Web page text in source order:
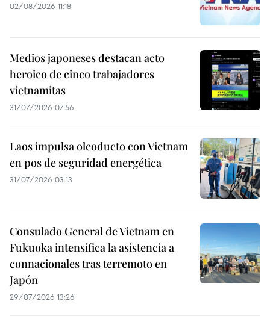
02/08/2026 11:18
Medios japoneses destacan acto
heroico de cinco trabajadores
vietnamitas
31/07/2026 07:56
Laos impulsa oleoducto con Vietnam
en pos de seguridad energética
31/07/2026 03:13
Consulado General de Vietnam en
Fukuoka intensifica la asistencia a
connacionales tras terremoto en
Japón
29/07/2026 13:26